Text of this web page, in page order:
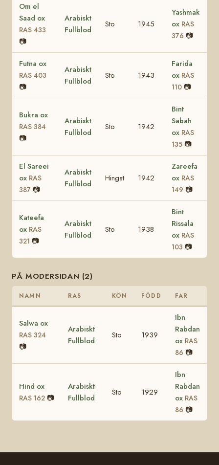
Om el
Saad ox
RAS 433
📷
Arabiskt
Fullblod
Sto 1945
Yashmak
ox RAS
376 📷
Futna ox
RAS 403
📷
Arabiskt
Fullblod
Sto 1943
Farida
ox RAS
110 📷
Bukra ox
RAS 384
📷
Arabiskt
Fullblod
Sto 1942
Bint
Sabah
ox RAS
135 📷
El Sareei
ox RAS
387 📷
Arabiskt
Fullblod
Hingst 1942
Zareefa
ox RAS
149 📷
Kateefa
ox RAS
321 📷
Arabiskt
Fullblod
Sto 1938
Bint
Rissala
ox RAS
103 📷
PÅ MODERSIDAN (2)
NAMN RAS KÖN FÖDD FAR
Salwa ox
RAS 324
📷
Arabiskt
Fullblod
Sto 1939
Ibn
Rabdan
ox RAS
86 📷
Hind ox
RAS 162 📷
Arabiskt
Fullblod
Sto 1929
Ibn
Rabdan
ox RAS
86 📷